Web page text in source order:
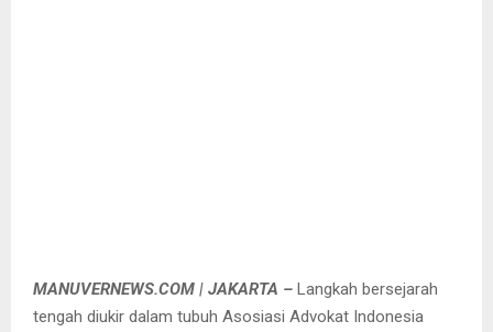
MANUVERNEWS.COM | JAKARTA – Langkah bersejarah
tengah diukir dalam tubuh Asosiasi Advokat Indonesia